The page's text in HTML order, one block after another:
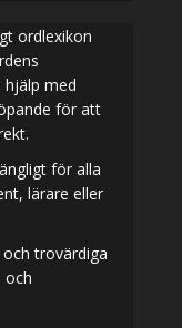
ordlexikon
med
för att
för alla
lärare eller
trovärdiga
och